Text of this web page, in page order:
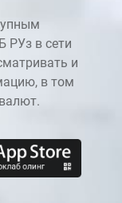
РУз в сети
и
в том